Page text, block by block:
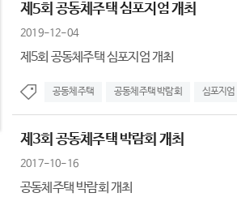
제5회 공동체주택 심포지엄 개최
2019-12-04
제5회 공동체주택 심포지엄 개최
공동체주택 공동체주택 박람회 심포지엄
제3회 공동체주택 박람회 개최
2017-10-16
공동체주택 박람회 개최